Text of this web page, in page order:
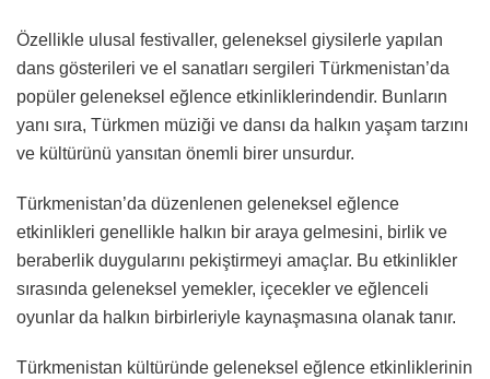
Özellikle ulusal festivaller, geleneksel giysilerle yapılan
dans gösterileri ve el sanatları sergileri Türkmenistan’da
popüler geleneksel eğlence etkinliklerindendir. Bunların
yanı sıra, Türkmen müziği ve dansı da halkın yaşam tarzını
ve kültürünü yansıtan önemli birer unsurdur.
Türkmenistan’da düzenlenen geleneksel eğlence
etkinlikleri genellikle halkın bir araya gelmesini, birlik ve
beraberlik duygularını pekiştirmeyi amaçlar. Bu etkinlikler
sırasında geleneksel yemekler, içecekler ve eğlenceli
oyunlar da halkın birbirleriyle kaynaşmasına olanak tanır.
Türkmenistan kültüründe geleneksel eğlence etkinliklerinin